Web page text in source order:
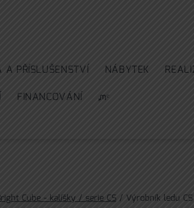
A PŘÍSLUŠENSTVÍ NÁBYTEK
FINANCOVÁNÍ ᘻᵉ
Cube - kalíšky / serie CS/ Výrobník ledu